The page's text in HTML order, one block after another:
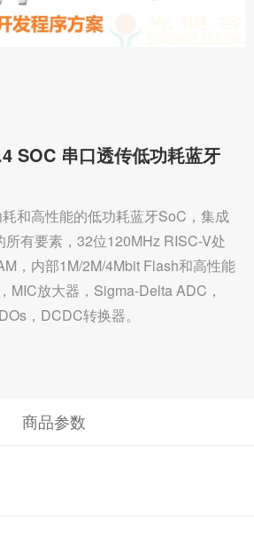
人才招聘
社区
SOC 串口透传低功耗蓝牙
和高性能的低功耗蓝牙SoC，集成
有要素，32位120MHz RISC-V处
，内部1M/2M/4Mbit Flash和高性能
MIC放大器，Sigma-Delta ADC，
，DCDC转换器。
商品参数